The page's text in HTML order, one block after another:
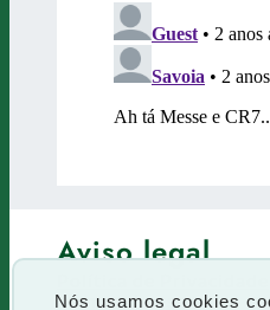
Nós usamos cookies
Aviso legal
Termos de uso